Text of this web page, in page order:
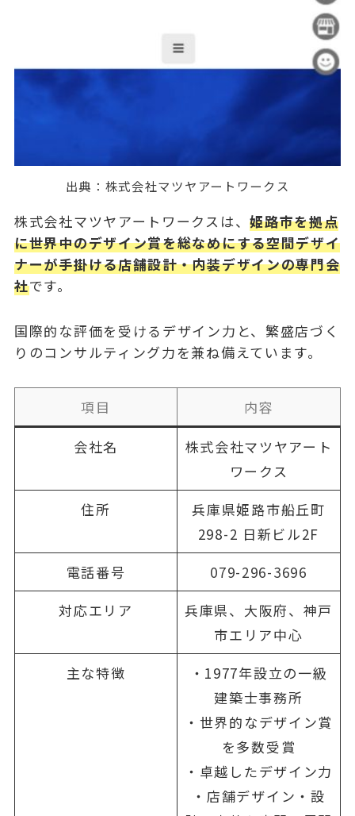
出典： 株式会社マツヤアートワークス
株式会社マツヤアートワークスは、姫路市を拠点
に世界中のデザイン賞を総なめにする空間デザイ
ナーが手掛ける店舗設計・内装デザインの専門会
社です。
国際的な評価を受けるデザイン力と、繁盛店づく
りのコンサルティング力を兼ね備えています。
項目
内容
会社名
株式会社マツヤアート
ワークス
住所
兵庫県姫路市船丘町
298-2 日新ビル2F
電話番号
079-296-3696
対応エリア
兵庫県、大阪府、神戸
市エリア中心
主な特徴
・1977年設立の一級
建築士事務所
・世界的なデザイン賞
を多数受賞
・卓越したデザイン力
・店舗デザイン・設